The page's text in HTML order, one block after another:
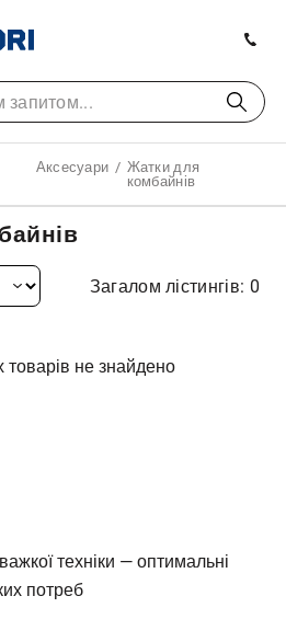
Аксесуари
Жатки для
комбайнів
Загалом лістингів: 0
товарів не знайдено
техніки — оптимальні
потреб